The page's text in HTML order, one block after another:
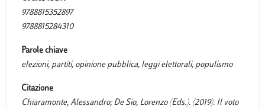
9788815352897
9788815284310
Parole chiave
elezioni, partiti, opinione pubblica, leggi elettorali, populismo
Citazione
Chiaramonte, Alessandro; De Sio, Lorenzo (Eds.). (2019). Il voto